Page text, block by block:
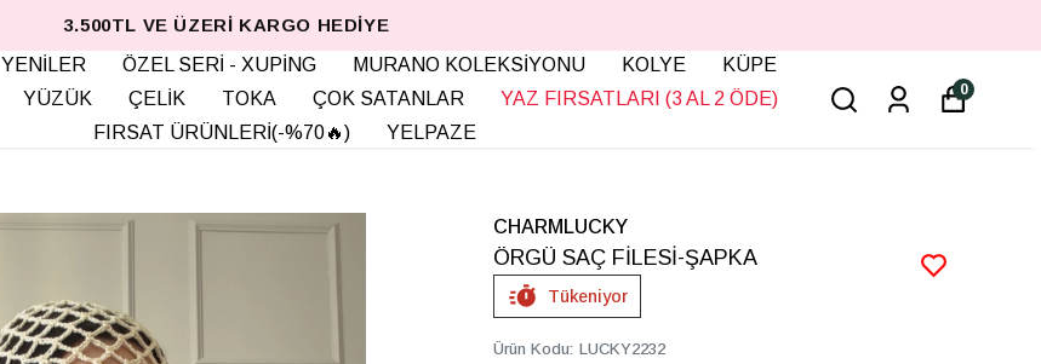
3.500TL VE ÜZERI KARGO HEDIYE
YENİLER ÖZEL SERİ - XUPİNG MURANO KOLEKSİYONU KOLYE
KÜPE
YÜZÜK ÇELİK TOKA ÇOK SATANLAR
YAZ FIRSATLARI (3 AL 2 ÖDE)
FIRSAT ÜRÜNLERİ(-%70🔥)
YELPAZE
0
CHARMLUCKY
ÖRGÜ SAÇ FİLESİ-ŞAPKA
Tükeniyor
Ürün Kodu: LUCKY2232